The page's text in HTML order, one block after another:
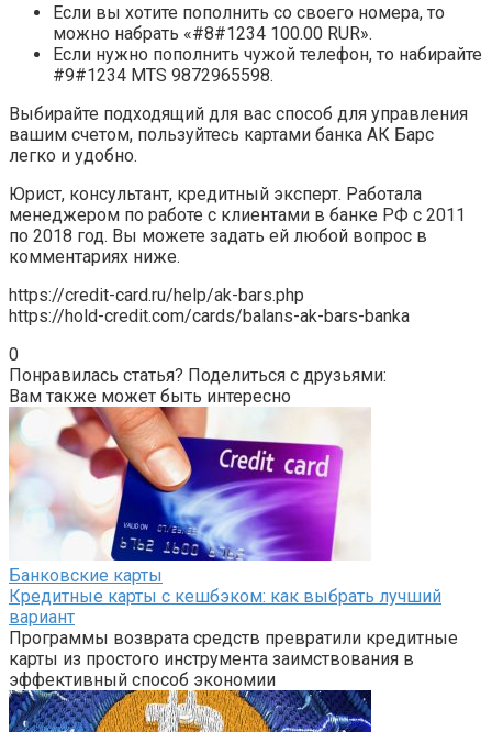
Если вы хотите пополнить со своего номера, то
можно набрать «#8#1234 100.00 RUR».
Если нужно пополнить чужой телефон, то набирайте
#9#1234 MTS 9872965598.
Выбирайте подходящий для вас способ для управления
вашим счетом, пользуйтесь картами банка АК Барс
легко и удобно.
Юрист, консультант, кредитный эксперт. Работала
менеджером по работе с клиентами в банке РФ с 2011
по 2018 год. Вы можете задать ей любой вопрос в
комментариях ниже.
https://credit-card.ru/help/ak-bars.php
https://hold-credit.com/cards/balans-ak-bars-banka
0
Понравилась статья? Поделиться с друзьями:
Вам также может быть интересно
Банковские карты
Кредитные карты с кешбэком: как выбрать лучший
вариант
Программы возврата средств превратили кредитные
карты из простого инструмента заимствования в
эффективный способ экономии